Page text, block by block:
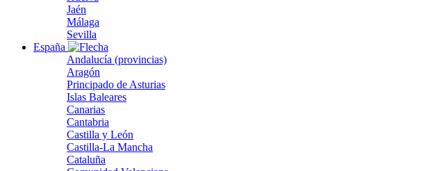
Jaén
Málaga
Sevilla
España
Andalucía (provincias)
Aragón
Principado de Asturias
Islas Baleares
Canarias
Cantabria
Castilla y León
Castilla-La Mancha
Cataluña